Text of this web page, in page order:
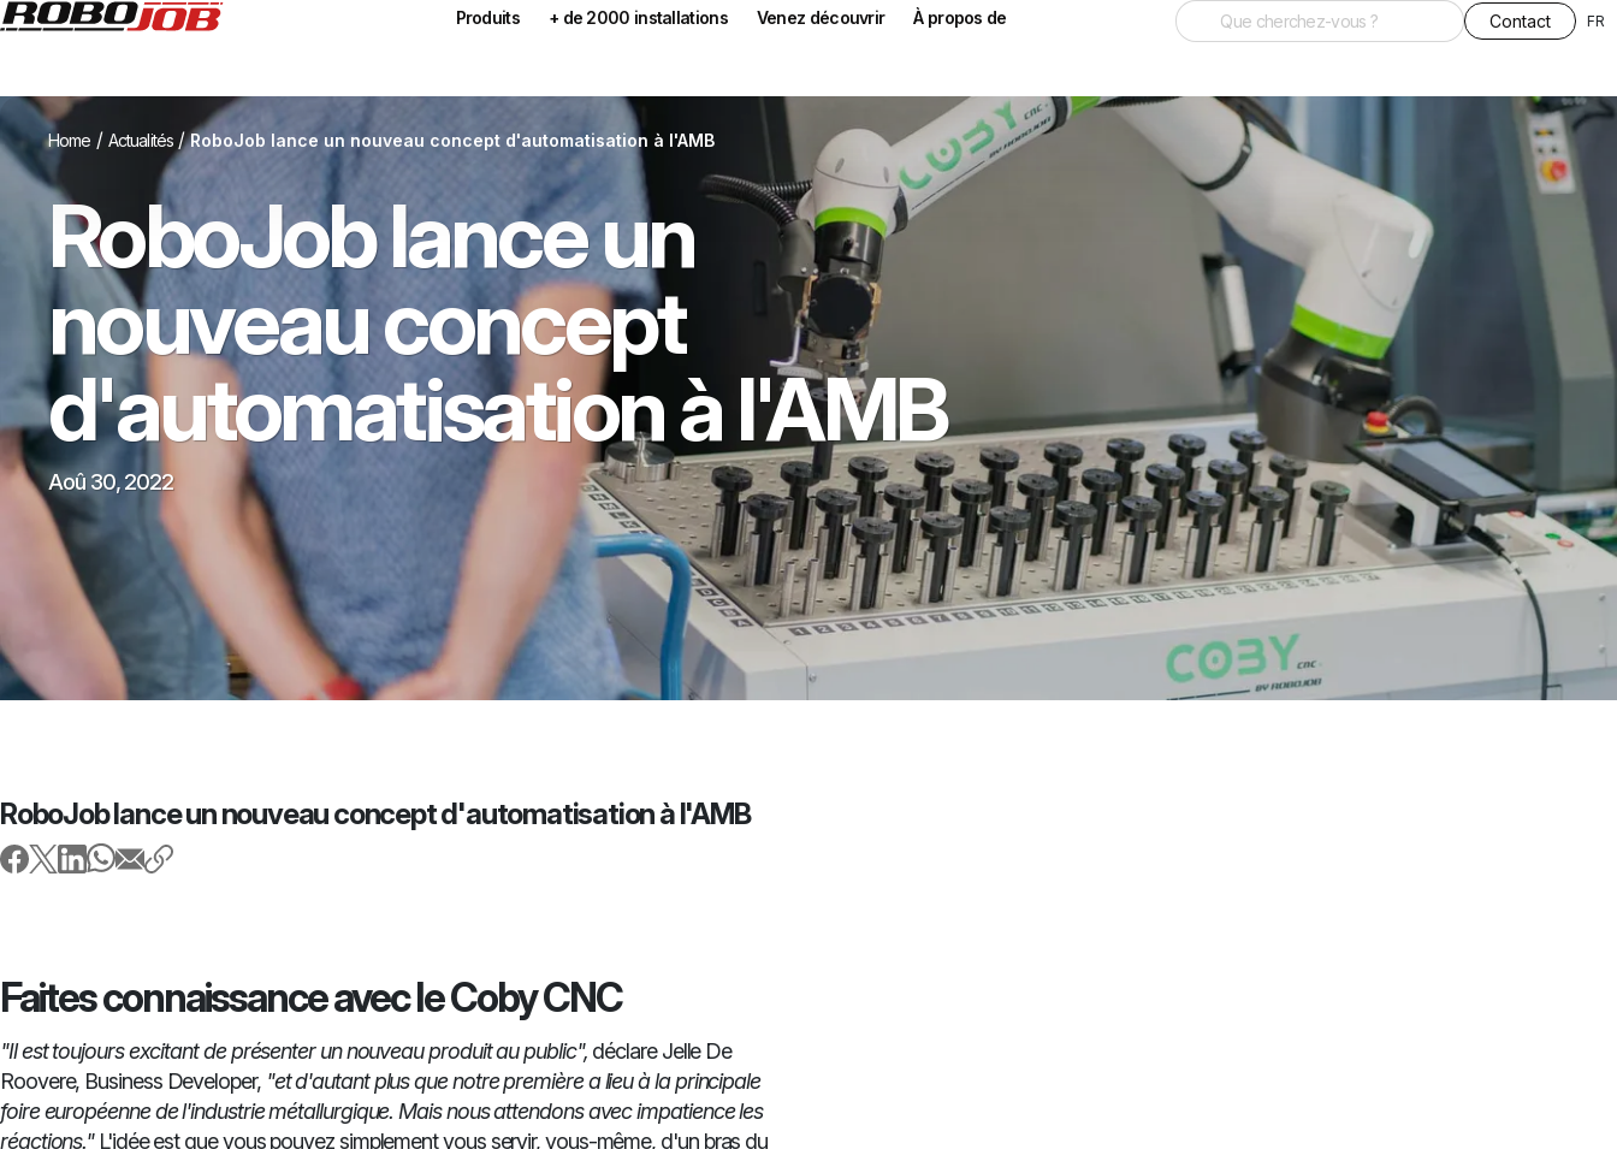
Produits + de 2000 installations Venez découvrir À propos de Contact FR
Home / Actualités /RoboJob lance un nouveau concept d'automatisation à l'AMB
RoboJob lance un
nouveau concept
d'automatisation à l'AMB
Aoû 30, 2022
RoboJob lance un nouveau concept d'automatisation à l'AMB
Faites connaissance avec le Coby CNC
"Il est toujours excitant de présenter un nouveau produit au public", déclare Jelle De
Roovere, Business Developer, "et d'autant plus que notre première a lieu à la principale
foire européenne de l'industrie métallurgique. Mais nous attendons avec impatience les
réactions."L'idée est que vous pouvez simplement vous servir, vous-même, d'un bras du